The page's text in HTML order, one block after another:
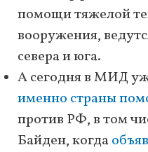
помощи тяжелой
вооружения,
севера и юга.
А сегодня в МИД
именно страны
против РФ, в том
Байден, когда